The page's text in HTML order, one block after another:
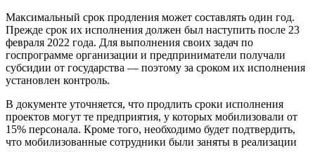
Максимальный срок продления может составлять один год.
Прежде срок их исполнения должен был наступить после 23
февраля 2022 года. Для выполнения своих задач по
госпрограмме организации и предприниматели получали
субсидии от государства — поэтому за сроком их исполнения
установлен контроль.
В документе уточняется, что продлить сроки исполнения
проектов могут те предприятия, у которых мобилизовали от
15% персонала. Кроме того, необходимо будет подтвердить,
что мобилизованные сотрудники были заняты в реализации